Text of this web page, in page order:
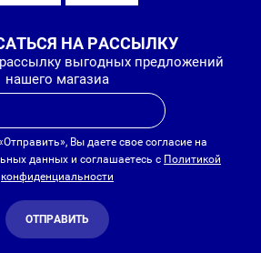
НА РАССЫЛКУ
выгодных предложений
нашего магазиа
Вы даете свое согласие на
данных и соглашаетесь с Политикой
конфиденциальности
ОТПРАВИТЬ